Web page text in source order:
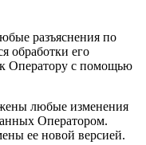
разъяснения по
обработки его
Оператору с помощью
любые изменения
Оператором.
ее новой версией.